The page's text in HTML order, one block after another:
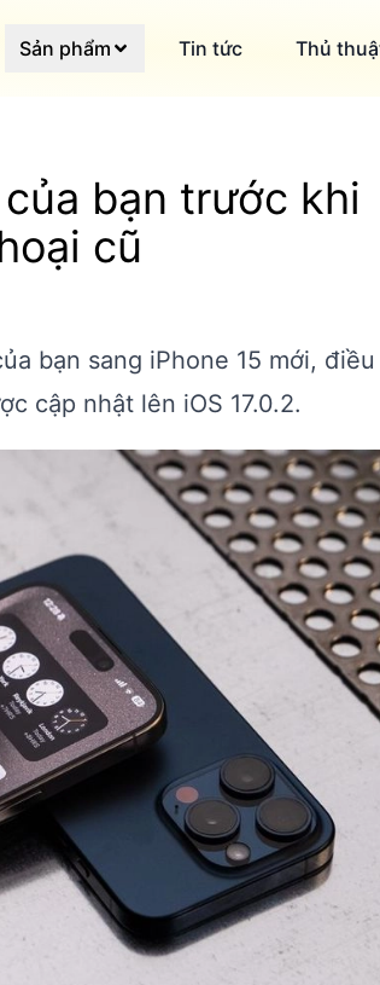
Sản phẩm Tin tức Thủ
bạn trước khi
cũ
bạn sang iPhone 15 mới,
cập nhật lên iOS 17.0.2.